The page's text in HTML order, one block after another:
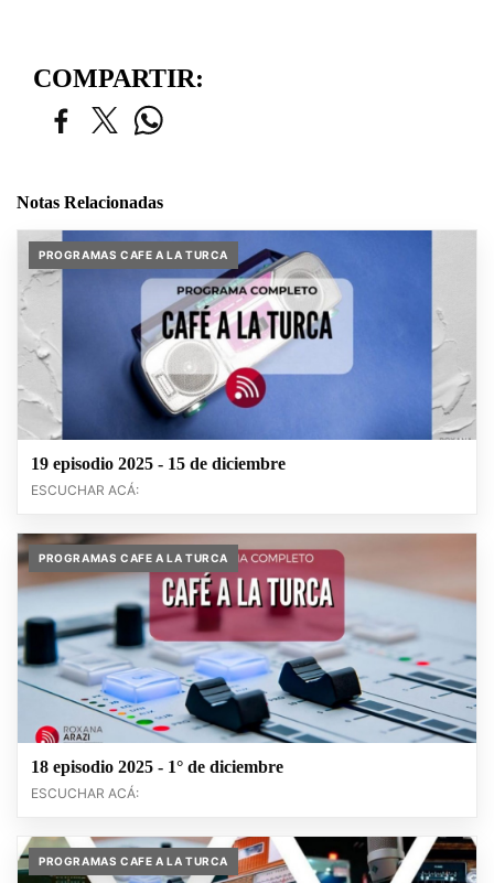
COMPARTIR:
Notas Relacionadas
PROGRAMAS CAFE A LA TURCA
19 episodio 2025 - 15 de diciembre
ESCUCHAR ACÁ:
PROGRAMAS CAFE A LA TURCA
18 episodio 2025 - 1° de diciembre
ESCUCHAR ACÁ:
PROGRAMAS CAFE A LA TURCA